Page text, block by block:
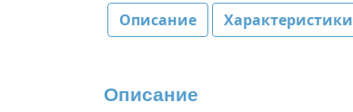
Описание Характеристики
Описание